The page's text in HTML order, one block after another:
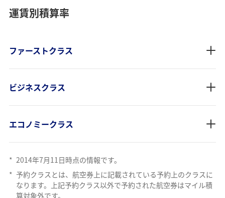
運賃別積算率
ファーストクラス
ビジネスクラス
エコノミークラス
* 2014年7月11日時点の情報です。
* 予約クラスとは、航空券上に記載されている予約上のクラスに
なります。上記予約クラス以外で予約された航空券はマイル積
算対象外です。